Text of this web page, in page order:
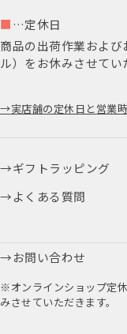
■ …定休日
商品の出荷作業およ
ル）をお休みさせてい
実店舗の定休日と営業
ギフトラッピング
よくある質問
お問い合わせ
※オンラインショップ定
みさせていただきます。